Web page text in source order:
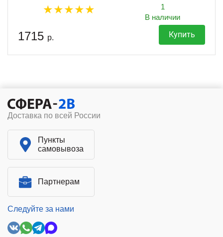
1
В наличии
1715 р. Купить
Доставка по всей России
Пункты
самовывоза
Партнерам
Следуйте за нами